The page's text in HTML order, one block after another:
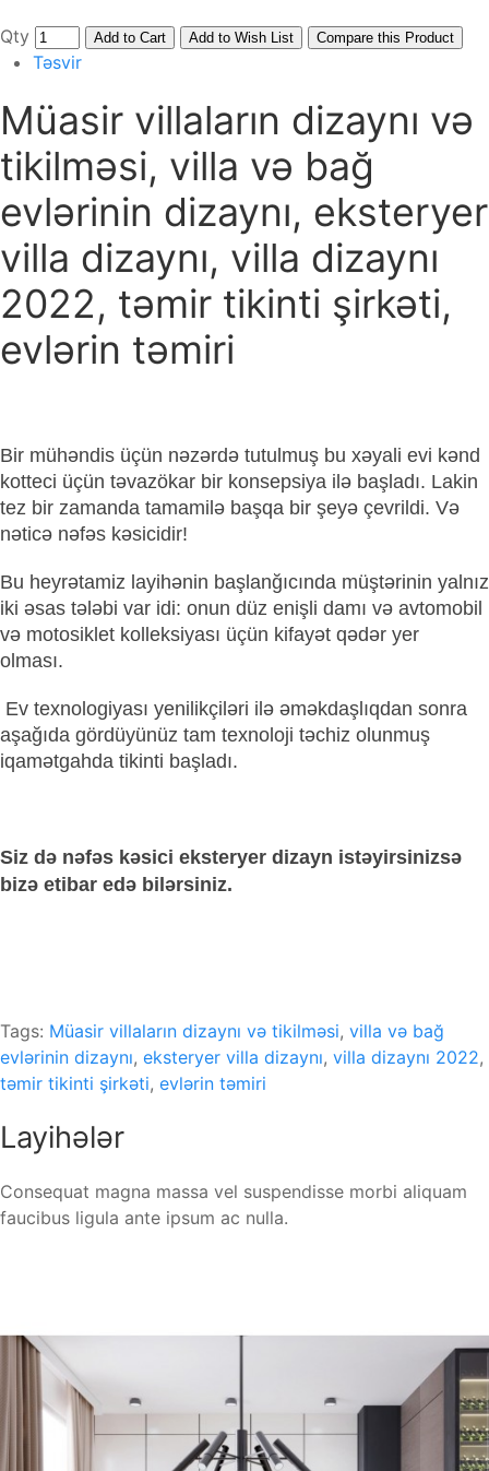
Qty Add to Cart Add to Wish List Compare this Product
Təsvir
Müasir villaların dizaynı və
tikilməsi, villa və bağ
evlərinin dizaynı, eksteryer
villa dizaynı, villa dizaynı
2022, təmir tikinti şirkəti,
evlərin təmiri
Bir mühəndis üçün nəzərdə tutulmuş bu xəyali evi kənd
kotteci üçün təvazökar bir konsepsiya ilə başladı. Lakin
tez bir zamanda tamamilə başqa bir şeyə çevrildi. Və
nəticə nəfəs kəsicidir!
Bu heyrətamiz layihənin başlanğıcında müştərinin yalnız
iki əsas tələbi var idi: onun düz enişli damı və avtomobil
və motosiklet kolleksiyası üçün kifayət qədər yer
olması.
Ev texnologiyası yenilikçiləri ilə əməkdaşlıqdan sonra
aşağıda gördüyünüz tam texnoloji təchiz olunmuş
iqamətgahda tikinti başladı.
Siz də nəfəs kəsici eksteryer dizayn istəyirsinizsə
bizə etibar edə bilərsiniz.
Tags: Müasir villaların dizaynı və tikilməsi, villa və bağ
evlərinin dizaynı, eksteryer villa dizaynı, villa dizaynı 2022,
təmir tikinti şirkəti, evlərin təmiri
Layihələr
Consequat magna massa vel suspendisse morbi aliquam
faucibus ligula ante ipsum ac nulla.